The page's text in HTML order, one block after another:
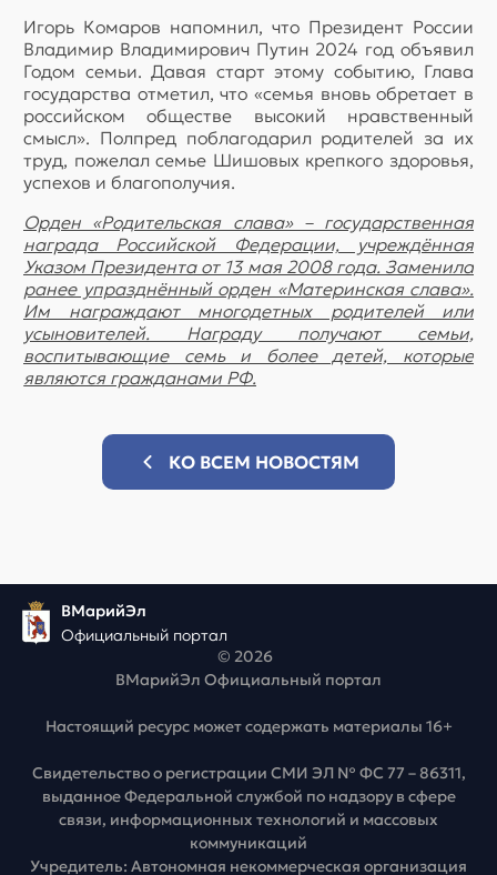
Игорь Комаров напомнил, что Президент России
Владимир Владимирович Путин 2024 год объявил
Годом семьи. Давая старт этому событию, Глава
государства отметил, что «семья вновь обретает в
российском обществе высокий нравственный
смысл». Полпред поблагодарил родителей за их
труд, пожелал семье Шишовых крепкого здоровья,
успехов и благополучия.
Орден «Родительская слава» – государственная
награда Российской Федерации, учреждённая
Указом Президента от 13 мая 2008 года. Заменила
ранее упразднённый орден «Материнская слава».
Им награждают многодетных родителей или
усыновителей. Награду получают семьи,
воспитывающие семь и более детей, которые
являются гражданами РФ.
КО ВСЕМ НОВОСТЯМ
ВМарийЭл
Официальный портал
© 2026
ВМарийЭл Официальный портал
Настоящий ресурс может содержать материалы 16+
Свидетельство о регистрации СМИ ЭЛ № ФС 77 – 86311,
выданное Федеральной службой по надзору в сфере
связи, информационных технологий и массовых
коммуникаций
Учредитель: Автономная некоммерческая организация